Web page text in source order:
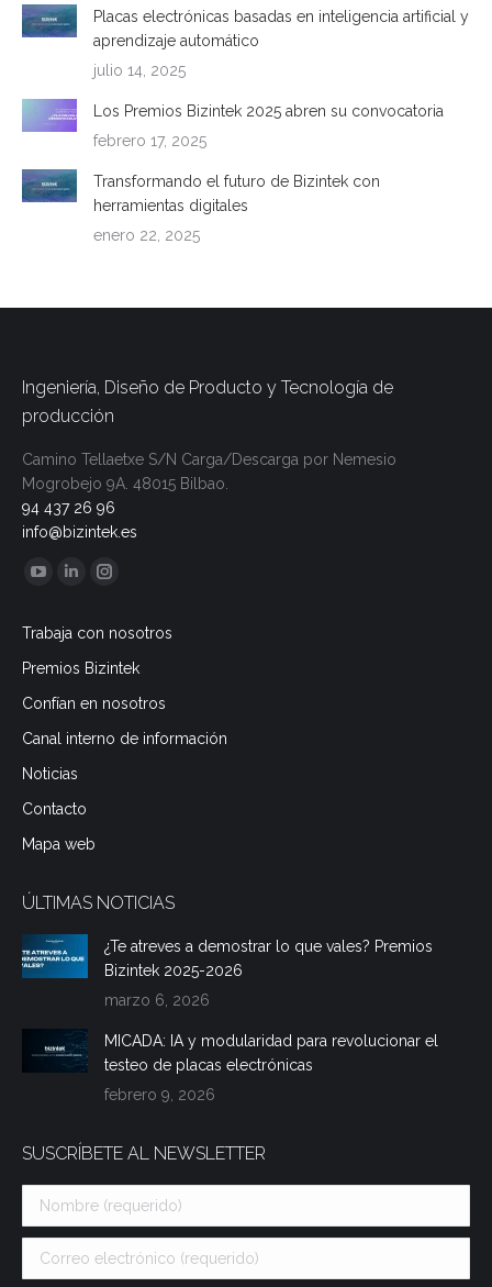
Placas electrónicas basadas en inteligencia artificial y
aprendizaje automático
julio 14, 2025
Los Premios Bizintek 2025 abren su convocatoria
febrero 17, 2025
Transformando el futuro de Bizintek con
herramientas digitales
enero 22, 2025
Ingeniería, Diseño de Producto y Tecnología de
producción
Camino Tellaetxe S/N Carga/Descarga por Nemesio
Mogrobejo 9A. 48015 Bilbao.
94 437 26 96
info@bizintek.es
Encuéntranos en:
YouTube
opens
in
new
window
Linkedin
opens
in
new
window
Instagram
opens
in
new
window
Trabaja con nosotros
Premios Bizintek
Confían en nosotros
Canal interno de información
Noticias
Contacto
Mapa web
ÚLTIMAS NOTICIAS
¿Te atreves a demostrar lo que vales? Premios
Bizintek 2025-2026
marzo 6, 2026
MICADA: IA y modularidad para revolucionar el
testeo de placas electrónicas
febrero 9, 2026
SUSCRÍBETE AL NEWSLETTER